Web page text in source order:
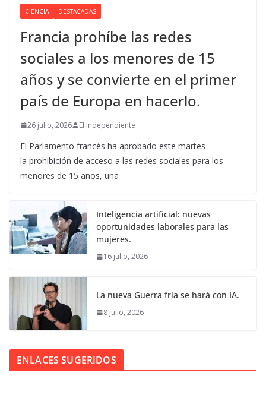
CIENCIA DESTACADAS
Francia prohíbe las redes
sociales a los menores de 15
años y se convierte en el primer
país de Europa en hacerlo.
26 julio, 2026 El Independiente
El Parlamento francés ha aprobado este martes
la prohibición de acceso a las redes sociales para los
menores de 15 años, una
Inteligencia artificial: nuevas
oportunidades laborales para las
mujeres.
16 julio, 2026
La nueva Guerra fría se hará con IA.
8 julio, 2026
ENLACES SUGERIDOS